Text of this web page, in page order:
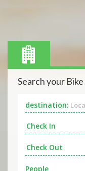
Search your
destination:
People